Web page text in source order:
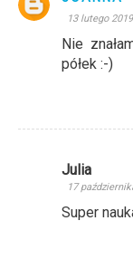
13 lutego
Nie
półek :-)
Julia
17
Super